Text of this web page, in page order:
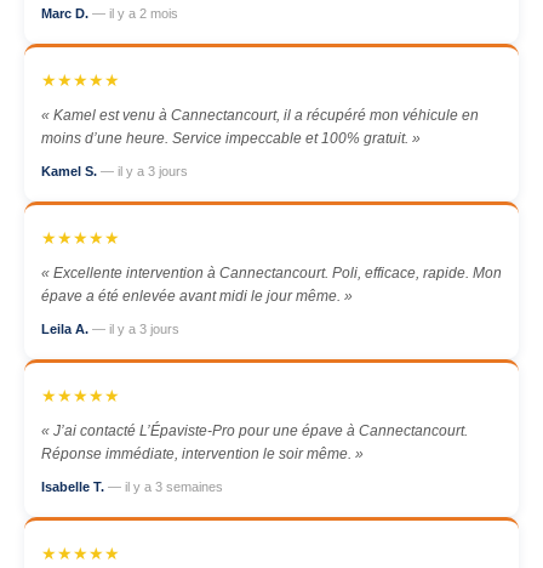
Marc D. — il y a 2 mois
★★★★★
« Kamel est venu à Cannectancourt, il a récupéré mon véhicule en
moins d’une heure. Service impeccable et 100% gratuit. »
Kamel S. — il y a 3 jours
★★★★★
« Excellente intervention à Cannectancourt. Poli, efficace, rapide. Mon
épave a été enlevée avant midi le jour même. »
Leila A. — il y a 3 jours
★★★★★
« J’ai contacté L’Épaviste-Pro pour une épave à Cannectancourt.
Réponse immédiate, intervention le soir même. »
Isabelle T. — il y a 3 semaines
★★★★★